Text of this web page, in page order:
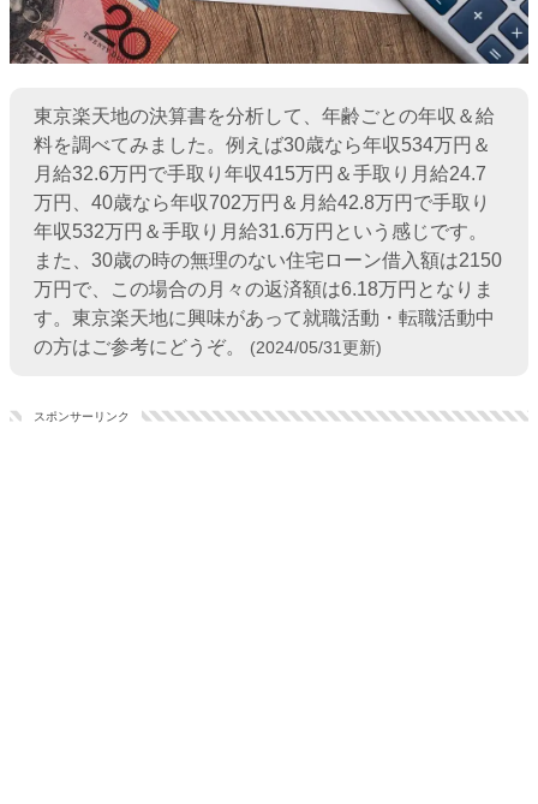
東京楽天地の決算書を分析して、年齢ごとの年収＆給
料を調べてみました。例えば30歳なら年収534万円＆
月給32.6万円で手取り年収415万円＆手取り月給24.7
万円、40歳なら年収702万円＆月給42.8万円で手取り
年収532万円＆手取り月給31.6万円という感じです。
また、30歳の時の無理のない住宅ローン借入額は2150
万円で、この場合の月々の返済額は6.18万円となりま
す。東京楽天地に興味があって就職活動・転職活動中
の方はご参考にどうぞ。 (2024/05/31更新)
スポンサーリンク